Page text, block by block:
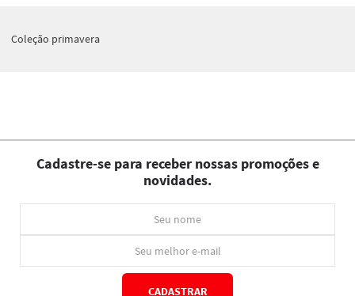
Coleção primavera
Cadastre-se para receber nossas promoções e
novidades.
CADASTRAR